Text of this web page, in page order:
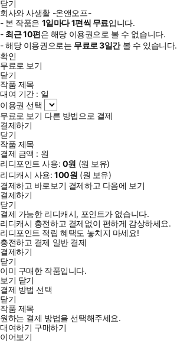
닫기
회사와 사생활 -온앤오프-
- 본 작품은 1일마다1편씩 무료입니다.
- 최근10편은 해당 이용권으로 볼 수 없습니다.
- 해당 이용권으로는 무료로3일간볼 수 있습니다.
확인
무료로 보기
닫기
작품 제목
대여 기간 : 일
이용권 선택
무료로 보기 다른 방법으로 결제
결제하기
닫기
작품 제목
결제 금액 : 원
리디포인트 사용: 0원 (원 보유)
리디캐시 사용:100원 (원 보유)
결제하고 바로보기 결제하고 다음에 보기
결제하기
닫기
결제 가능한 리디캐시, 포인트가 없습니다.
리디캐시 충전하고 결제없이 편하게 감상하세요.
리디포인트 적립 혜택도 놓치지 마세요!
충전하고 결제 일반 결제
결제하기
닫기
이미 구매한 작품입니다.
보기 닫기
결제 방법 선택
닫기
작품 제목
원하는 결제 방법을 선택해주세요.
대여하기 구매하기
이어보기